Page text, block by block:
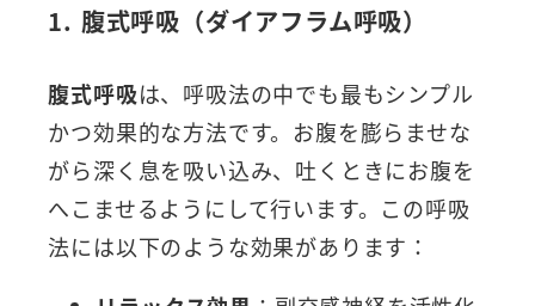
1. 腹式呼吸（ダイアフラム呼吸）
腹式呼吸は、呼吸法の中でも最もシンプル
かつ効果的な方法です。お腹を膨らませな
がら深く息を吸い込み、吐くときにお腹を
へこませるようにして行います。この呼吸
法には以下のような効果があります：